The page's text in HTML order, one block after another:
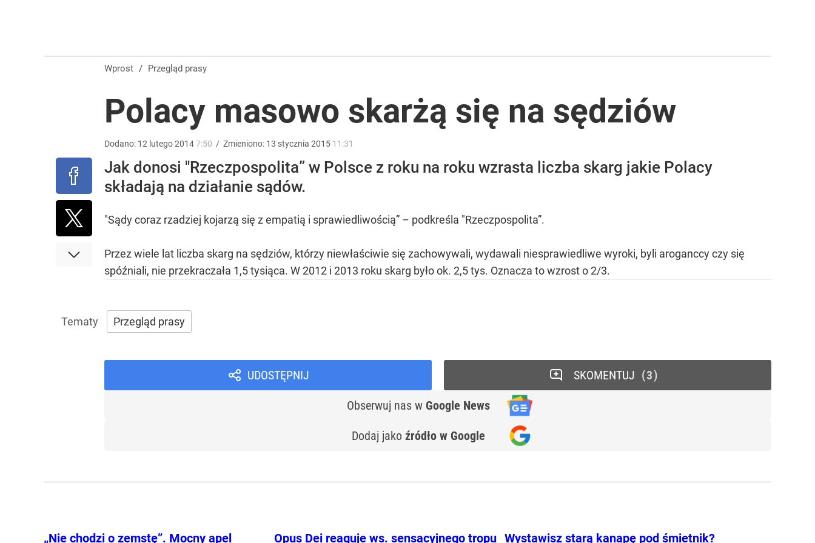
„Nie chodzi o zemstę”. Mocny apel w sprawie ofiar rzezi wołyńskiej
dodaj
Wprost / Przegląd prasy
Polacy masowo skarżą się na sędziów
Dodano: 12 lutego20147:50 / Zmieniono: 13 stycznia 2015 11:31
Jak donosi "Rzeczpospolita” w Polsce z roku na roku wzrasta liczba skarg jakie Polacy
składają na działanie sądów.
"Sądy coraz rzadziej kojarzą się z empatią i sprawiedliwością” – podkreśla "Rzeczpospolita”.
Przez wiele lat liczba skarg na sędziów, którzy niewłaściwie się zachowywali, wydawali niesprawiedliwe wyroki, byli aroganccy czy się
spóźniali, nie przekraczała 1,5 tysiąca. W 2012 i 2013 roku skarg było ok. 2,5 tys. Oznacza to wzrost o 2/3.
Przegląd prasy
UDOSTĘPNIJ
Obserwuj nas w Google News
Dodaj jako źródło w Google
SKOMENTUJ 3
„Nie chodzi o zemstę”. Mocny apel
Opus Dei reaguje ws. sensacyjnego tropu Wystawisz starą kanapę pod śmietnik?